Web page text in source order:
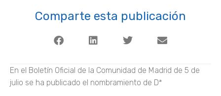
Comparte esta publicación
En el Boletín Oficial de la Comunidad de Madrid de 5 de
julio se ha publicado el nombramiento de Dª